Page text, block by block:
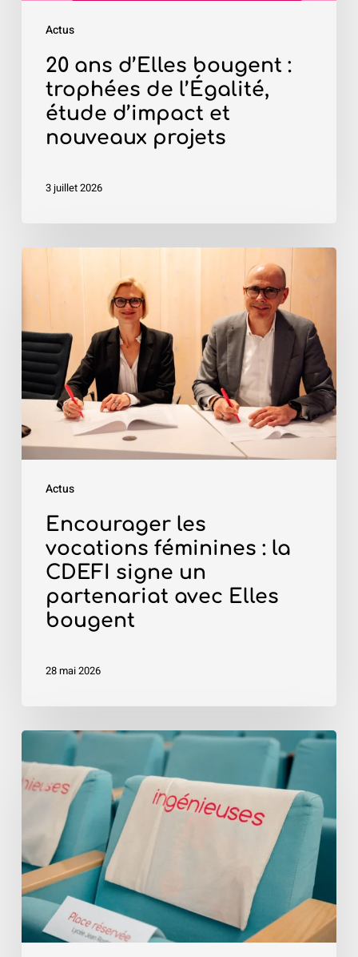
Actus
nouveaux
projets
20 ans d’Elles bougent :
trophées de l’Égalité,
étude d’impact et
nouveaux projets
3 juillet 2026
Actus
Encourager
vocations
féminines
:
la
CDEFI
signe
un
avec
Elles
bougent
Encourager les
vocations féminines : la
CDEFI signe un
partenariat avec Elles
bougent
28 mai 2026
Ingénieuses
2026
:
lauréates
dévoilées
lors
de
la